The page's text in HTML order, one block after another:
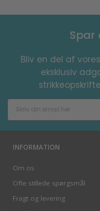
Spar
Bliv en del af
eksklusiv
INFORMATION
Om os
Ofte stillede spørgsmål
Fragt og levering